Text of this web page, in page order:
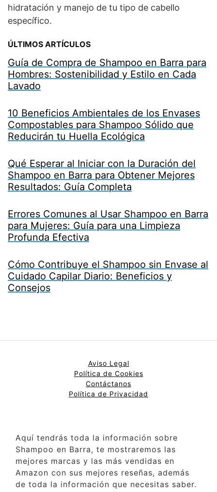
hidratación y manejo de tu tipo de cabello
específico.
ÚLTIMOS ARTÍCULOS
Guía de Compra de Shampoo en Barra para
Hombres: Sostenibilidad y Estilo en Cada
Lavado
10 Beneficios Ambientales de los Envases
Compostables para Shampoo Sólido que
Reducirán tu Huella Ecológica
Qué Esperar al Iniciar con la Duración del
Shampoo en Barra para Obtener Mejores
Resultados: Guía Completa
Errores Comunes al Usar Shampoo en Barra
para Mujeres: Guía para una Limpieza
Profunda Efectiva
Cómo Contribuye el Shampoo sin Envase al
Cuidado Capilar Diario: Beneficios y
Consejos
Aviso Legal
Política de Cookies
Contáctanos
Política de Privacidad
Aquí tendrás toda la información sobre
Shampoo en Barra, te mostraremos las
mejores marcas y las más vendidas en
Amazon con sus mejores reseñas, además
de toda la información que necesitas saber.